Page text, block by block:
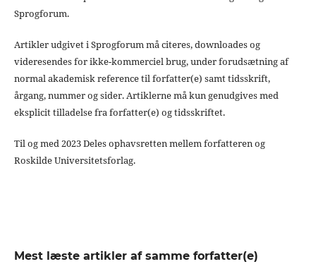
Sprogforum.
Artikler udgivet i Sprogforum må citeres, downloades og
videresendes for ikke-kommerciel brug, under forudsætning af
normal akademisk reference til forfatter(e) samt tidsskrift,
årgang, nummer og sider. Artiklerne må kun genudgives med
eksplicit tilladelse fra forfatter(e) og tidsskriftet.
Til og med 2023 Deles ophavsretten mellem forfatteren og
Roskilde Universitetsforlag.
Mest læste artikler af samme forfatter(e)